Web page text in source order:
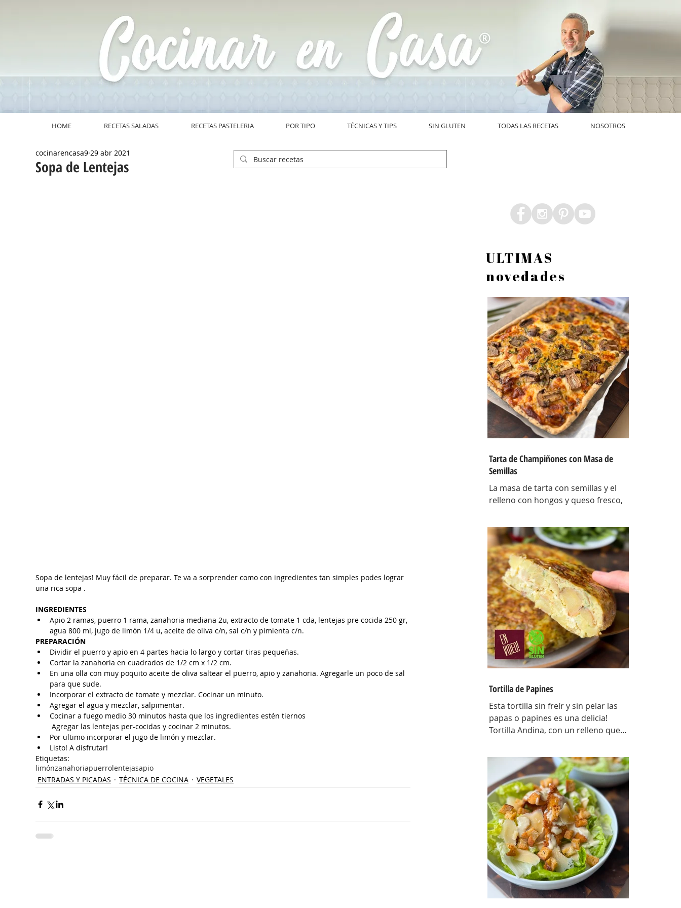
HOME RECETAS SALADAS RECETAS PASTELERIA POR TIPO TÉCNICAS Y TIPS SIN GLUTEN TODAS LAS RECETAS NOSOTROS
Sopa de Lentejas
cocinarencasa9 29 abr 2021
Sopa de lentejas! Muy fácil de preparar. Te va a sorprender como con ingredientes tan simples podes lograr
una rica sopa .
INGREDIENTES
Apio 2 ramas, puerro 1 rama, zanahoria mediana 2u, extracto de tomate 1 cda, lentejas pre cocida 250 gr,
agua 800 ml, jugo de limón 1/4 u, aceite de oliva c/n, sal c/n y pimienta c/n.
PREPARACIÓN
Dividir el puerro y apio en 4 partes hacia lo largo y cortar tiras pequeñas.
Cortar la zanahoria en cuadrados de 1/2 cm x 1/2 cm.
En una olla con muy poquito aceite de oliva saltear el puerro, apio y zanahoria. Agregarle un poco de sal
para que sude.
Incorporar el extracto de tomate y mezclar. Cocinar un minuto.
Agregar el agua y mezclar, salpimentar.
Cocinar a fuego medio 30 minutos hasta que los ingredientes estén tiernos
Agregar las lentejas per-cocidas y cocinar 2 minutos.
Por ultimo incorporar el jugo de limón y mezclar.
Listo! A disfrutar!
Etiquetas:
limónzanahoriapuerrolentejasapio
ENTRADAS Y PICADAS
TÉCNICA DE COCINA VEGETALES
ULTIMAS
novedades
Tarta de Champiñones con Masa de
Semillas
La masa de tarta con semillas y el
relleno con hongos y queso fresco,
una masa bien crocante con un
relleno con mucho sabor y bien
cremoso. INGREDIENTES Para la
masa: Harina 0000 280 gr, manteca
80 gr, mix de semillas (puse girasol,
lino y sesamo) 50 gr y agua 100 gr.
Para el relleno: Cebollas 2 u, queso
cremoso 200 gr, hongos fileteados
100 gr, huevos 3 u, tomillo 3/4 de
cdta, sal c/n, pimienta negra c/n,
crema de leche 200 gr y la par
Tortilla de Papines
Esta tortilla sin freír y sin pelar las
papas o papines es una delicia!
Tortilla Andina, con un relleno que
con las papas! INGREDIENTES
Papines hervidos con piel 800 gr,
cebolla salteada 200 gr, diente de ajo
picado 1 u, huevos 6, perejil picado 2
cda, sal c/n, pimienta c/n y queso
feta desmenuzado o queso
mantecoso 100 gr. PREPARACION
Hervir los papines con piel hasta que
estén cocidos. En una sartén com un
poquito de aceite de oliva coloc